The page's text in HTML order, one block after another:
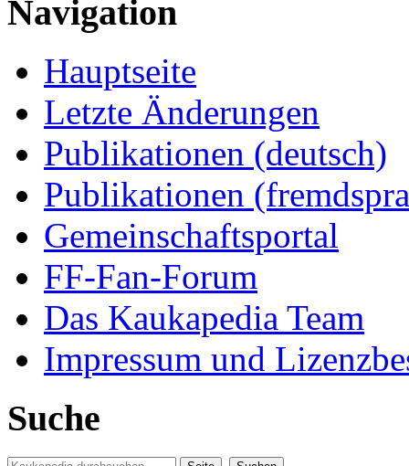
Navigation
Hauptseite
Letzte Änderungen
Publikationen (deutsch)
Publikationen
Gemeinschaftsportal
FF-Fan-Forum
Das Kaukapedia Team
Impressum und
Suche